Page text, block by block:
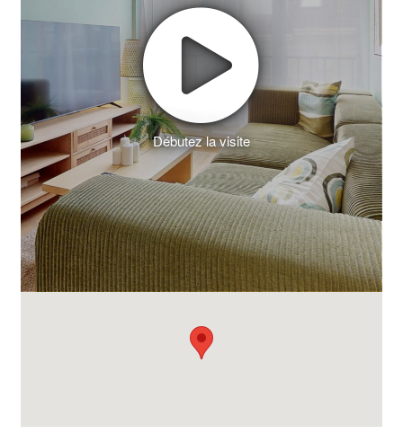
Débutez la visite